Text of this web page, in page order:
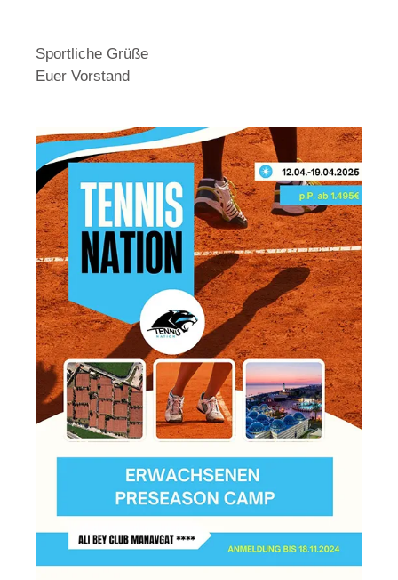
Sportliche Grüße
Euer Vorstand